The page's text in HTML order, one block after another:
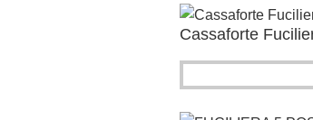
Cassaforte